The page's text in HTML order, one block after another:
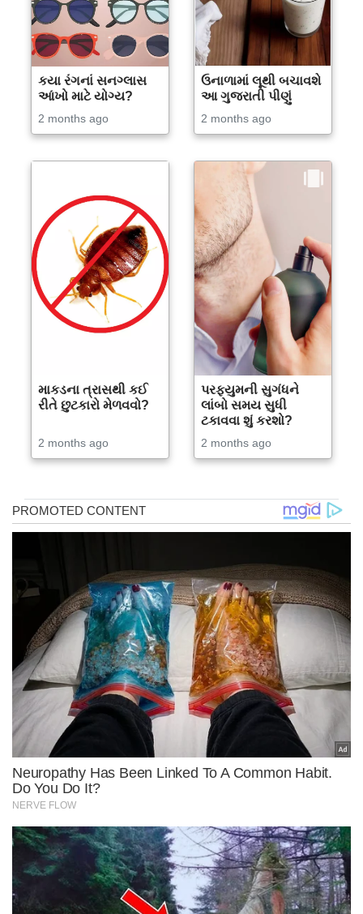
કયા રંગનાં સનગ્લાસ
આંખો માટે યોગ્ય?
2 months ago
ઉનાળામાં લૂથી બચાવશે
આ ગુજરાતી પીણું
2 months ago
માકડના ત્રાસથી કઈ
રીતે છુટકારો મેળવવો?
2 months ago
પરફ્યુમની સુગંધને
લાંબો સમય સુધી
ટકાવવા શું કરશો?
2 months ago